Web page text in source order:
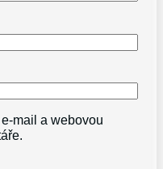
mail a webovou